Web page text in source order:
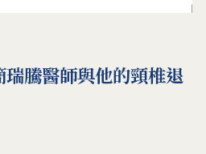
瑞騰醫師與他的頸椎退